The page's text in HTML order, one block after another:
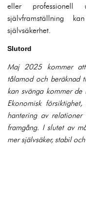
eller professionell
självframställning
självsäkerhet.
Slutord
Maj 2025 kommer
tålamod och beräknad
kan svänga kommer
Ekonomisk
hantering av
framgång. I slutet av
mer självsäker, stabil